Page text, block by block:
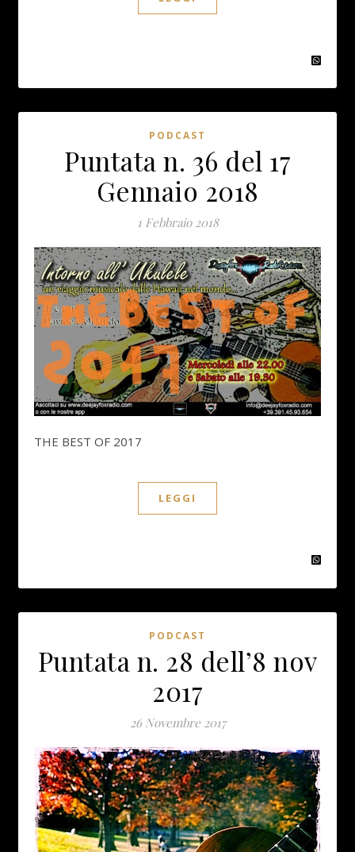
PODCAST
Puntata n. 36 del 17
Gennaio 2018
1 Febbraio 2018
THE BEST OF 2017
LEGGI
PODCAST
Puntata n. 28 dell’8 nov
2017
26 Novembre 2017